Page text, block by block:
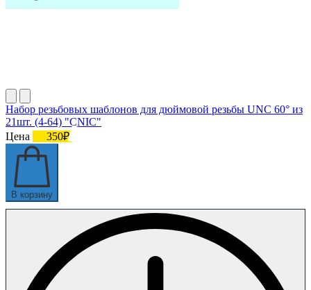
Набор резьбовых шаблонов для дюймовой резьбы UNC 60° из
21шт. (4-64) "CNIC"
Цена
350₽
В корзину